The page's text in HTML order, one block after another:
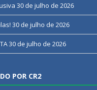
30 de julho de 2026
30 de julho de 2026
30 de julho de 2026
POR CR2